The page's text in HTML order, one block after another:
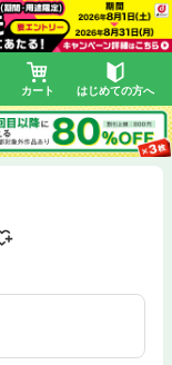
カート はじめての方へ